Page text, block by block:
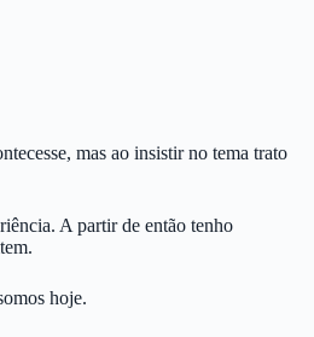
mas ao insistir no tema trato
A partir de então tenho
hoje.